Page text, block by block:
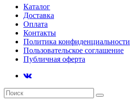
Каталог
Доставка
Оплата
Контакты
Политика конфиденциальности
Пользовательское соглашение
Публичная оферта